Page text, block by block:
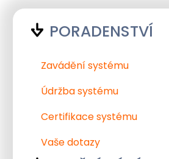
PORADENSTVÍ
Zavádění systému
Údržba systému
Certifikace systému
Vaše dotazy